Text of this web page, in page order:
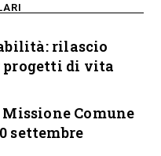
rilascio
progetti di vita
Missione Comune
settembre